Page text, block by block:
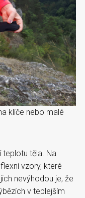
klíče nebo malé
teplotu těla. Na
vzory, které
nevýhodou je, že
v teplejším